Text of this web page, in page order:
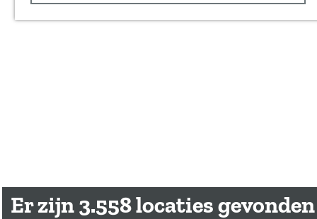
Er zijn 3.558 locaties gevonden